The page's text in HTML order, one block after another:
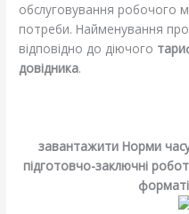
обслуговування робочого
потреби. Найменування
відповідно до діючого
довідника.
завантажити Норми часу
підготовчо-заключні